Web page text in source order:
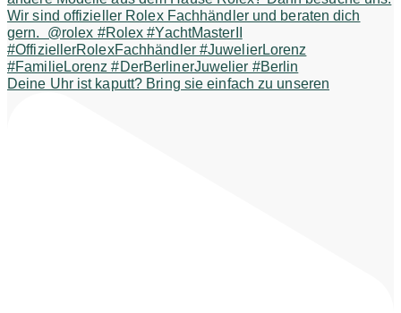
Deine Uhr ist kaputt? Bring sie einfach zu unseren